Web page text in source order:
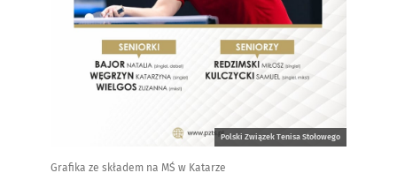
Polski Związek Tenisa Stołowego
Grafika ze składem na MŚ w Katarze